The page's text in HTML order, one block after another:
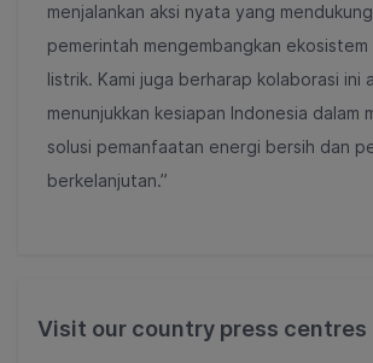
menjalankan aksi nyata yang
pemerintah mengembangkan ekosistem
listrik. Kami juga berharap kolaborasi ini
menunjukkan kesiapan Indonesia dalam
solusi pemanfaatan energi bersih dan
berkelanjutan.”
Visit our country press centres